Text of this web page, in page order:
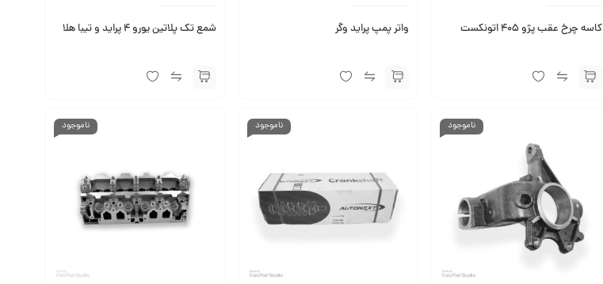
کاسه چرخ عقب پژو 405 اتونکست واتر پمپ پراید وگر شمع تک پلاتین یورو 4 پراید و تیبا هلا
ناموجود ناموجود ناموجود